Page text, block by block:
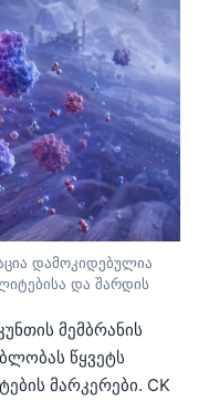
დამოკიდებულია
და შარდის
მემბრანის
წყვეტს
მარკერები. CK